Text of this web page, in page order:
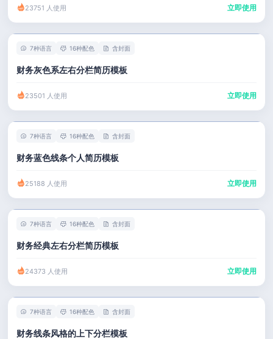
23751 人使用 立即使用
7种语言 16种配色 含封面
财务灰色系左右分栏简历模板
23501 人使用 立即使用
7种语言 16种配色 含封面
财务蓝色线条个人简历模板
25188 人使用 立即使用
7种语言 16种配色 含封面
财务经典左右分栏简历模板
24373 人使用 立即使用
7种语言 16种配色 含封面
财务线条风格的上下分栏模板